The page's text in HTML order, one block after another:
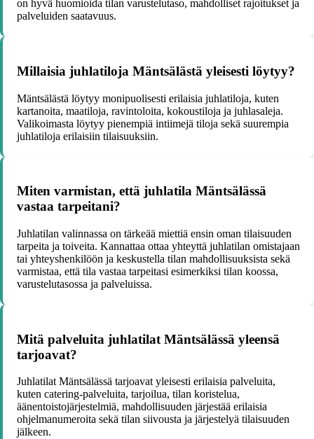
on hyvä huomioida tilan varustelutaso, mahdolliset rajoitukset ja
palveluiden saatavuus.
Millaisia juhlatiloja Mäntsälästä yleisesti löytyy?
Mäntsälästä löytyy monipuolisesti erilaisia juhlatiloja, kuten
kartanoita, maatiloja, ravintoloita, kokoustiloja ja juhlasaleja.
Valikoimasta löytyy pienempiä intiimejä tiloja sekä suurempia
juhlatiloja erilaisiin tilaisuuksiin.
Miten varmistan, että juhlatila Mäntsälässä
vastaa tarpeitani?
Juhlatilan valinnassa on tärkeää miettiä ensin oman tilaisuuden
tarpeita ja toiveita. Kannattaa ottaa yhteyttä juhlatilan omistajaan
tai yhteyshenkilöön ja keskustella tilan mahdollisuuksista sekä
varmistaa, että tila vastaa tarpeitasi esimerkiksi tilan koossa,
varustelutasossa ja palveluissa.
Mitä palveluita juhlatilat Mäntsälässä yleensä
tarjoavat?
Juhlatilat Mäntsälässä tarjoavat yleisesti erilaisia palveluita,
kuten catering-palveluita, tarjoilua, tilan koristelua,
äänentoistojärjestelmiä, mahdollisuuden järjestää erilaisia
ohjelmanumeroita sekä tilan siivousta ja järjestelyä tilaisuuden
jälkeen.